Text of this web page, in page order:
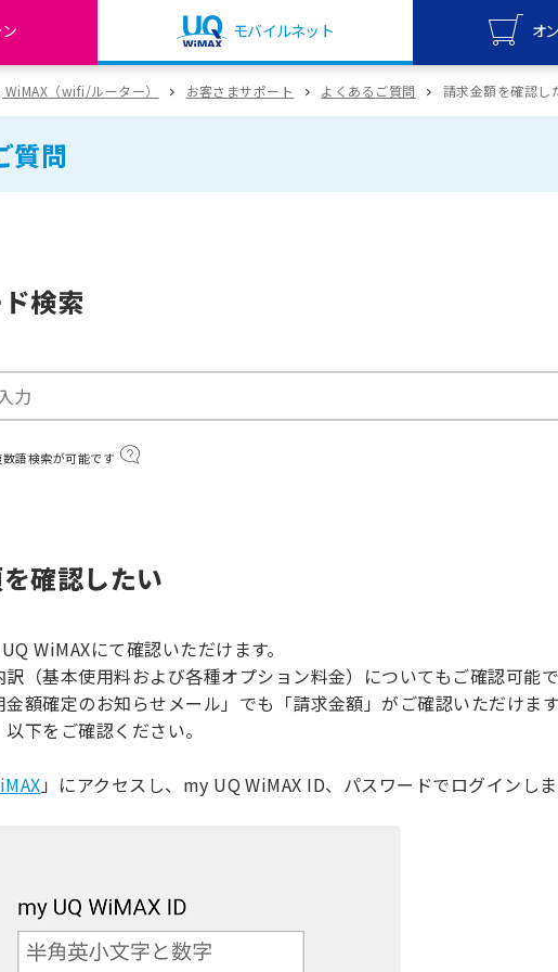
モバイルネット オ
UQ
オンラ
オンラ
WiMAX（wifi/ルーター） お客さまサポート よくあるご質問 請求金額を確認し
質問
検索
語検索が可能です
確認したい
WiMAXにて確認いただけます。
（基本使用料および各種オプション料金）についてもご確認可能で
額確定のお知らせメール」でも「請求金額」がご確認いただけます
下をご確認ください。
」にアクセスし、my UQ WiMAX ID、パスワードでログインしま